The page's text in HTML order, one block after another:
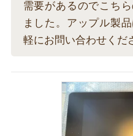
需要があるのでこち
ました。アップル製
軽にお問い合わせくだ